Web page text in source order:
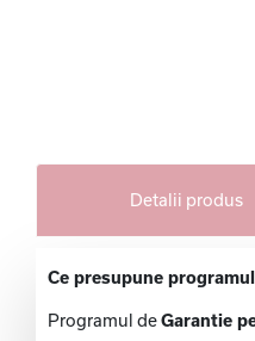
Detalii produs
Ce presupune
Programul deGarantie